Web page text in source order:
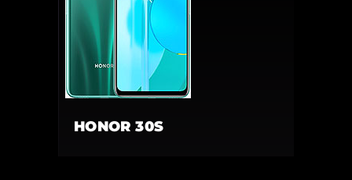
HONOR 30S